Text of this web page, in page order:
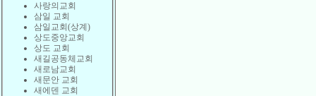
사랑의교회
삼일 교회
삼일교회(상계)
상도중앙교회
상도 교회
새길공동체교회
새로남교회
새문안 교회
새에덴 교회